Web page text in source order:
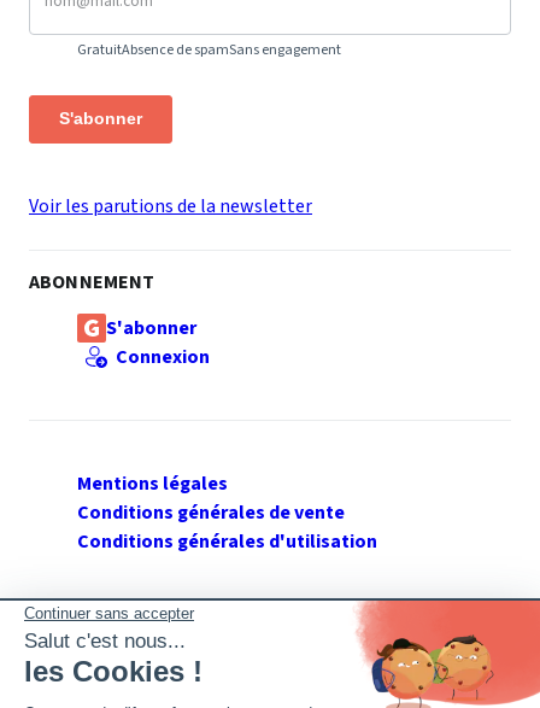
GratuitAbsence de spamSans engagement
S'abonner
Voir les parutions de la newsletter
ABONNEMENT
S'abonner
Connexion
Mentions légales
Conditions générales de vente
Conditions générales d'utilisation
SUIVEZ GERANT DE SARL